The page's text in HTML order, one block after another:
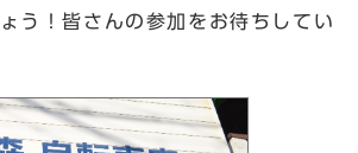
う！皆さんの参加をお待ちしてい